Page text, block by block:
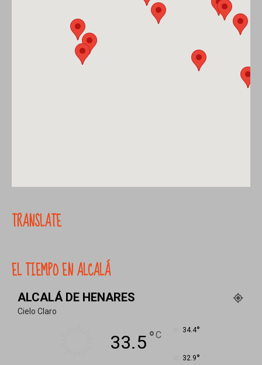
TRANSLATE
EL TIEMPO EN ALCALÁ
ALCALÁ DE HENARES
Cielo Claro
33.5°C 34.4°
32.9°